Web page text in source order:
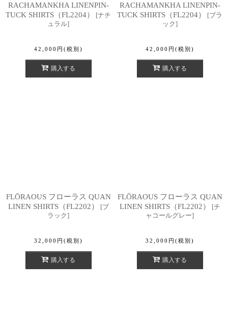
RACHAMANKHA LINENPIN-
TUCK SHIRTS（FL2204）
[ナチ
ュラル]
42,000 円 (税別)
購入する
RACHAMANKHA LINENPIN-
TUCK SHIRTS（FL2204）
[ブラ
ック]
42,000 円 (税別)
購入する
FLŌRAOUS フローラス QUAN
LINEN SHIRTS（FL2202）
[ブ
ラック]
32,000 円 (税別)
購入する
FLŌRAOUS フローラス QUAN
LINEN SHIRTS（FL2202）
[チ
ャコールグレー]
32,000 円 (税別)
購入する